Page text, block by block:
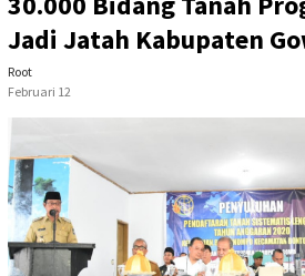
Jadi Jatah Kabupaten
Root
Februari 12